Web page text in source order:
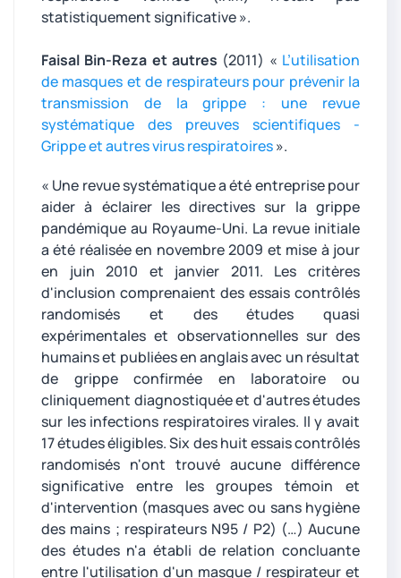
statistiquement significative ».
Faisal Bin-Reza et autres (2011) « L’utilisation
de masques et de respirateurs pour prévenir la
transmission de la grippe : une revue
systématique des preuves scientifiques -
Grippe et autres virus respiratoires».
« Une revue systématique a été entreprise pour
aider à éclairer les directives sur la grippe
pandémique au Royaume-Uni. La revue initiale
a été réalisée en novembre 2009 et mise à jour
en juin 2010 et janvier 2011. Les critères
d'inclusion comprenaient des essais contrôlés
randomisés et des études quasi
expérimentales et observationnelles sur des
humains et publiées en anglais avec un résultat
de grippe confirmée en laboratoire ou
cliniquement diagnostiquée et d'autres études
sur les infections respiratoires virales. Il y avait
17 études éligibles. Six des huit essais contrôlés
randomisés n'ont trouvé aucune différence
significative entre les groupes témoin et
d'intervention (masques avec ou sans hygiène
des mains ; respirateurs N95 / P2) (…) Aucune
des études n'a établi de relation concluante
entre l'utilisation d'un masque / respirateur et